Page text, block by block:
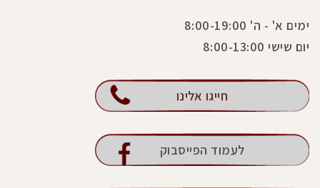
ימים א' - ה' 8:00-19:00
יום שישי 8:00-13:00
חייגו אלינו
לעמוד הפייסבוק